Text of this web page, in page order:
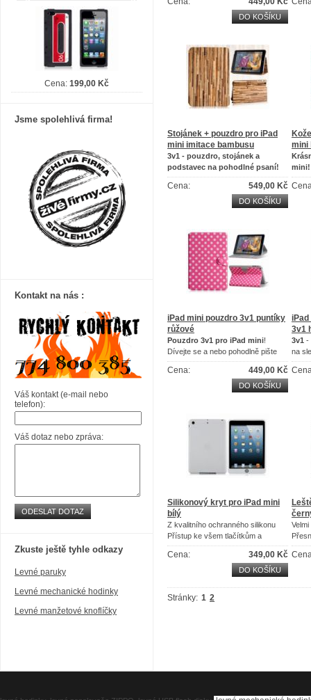
díky tomuto pouzdru
DO KOŠÍKU
díky
Stojánek + pouzdro pro iPad
mini imitace bambusu
3v1 - pouzdro, stojánek a
podstavec na pohodlné psaní!
Krásná imitace bambusu!
549,00 Kč
Cena:
DO KOŠÍKU
mini
mini!
iPad mini pouzdro 3v1 puntíky
růžové
Pouzdro 3v1 pro iPad mini!
Dívejte se a nebo pohodlně pište
díky tomuto pouzdru!
449,00 Kč
Cena:
DO KOŠÍKU
iPad
3v1
3v1 -
na
psaní
Silikonový kryt pro iPad mini
bílý
Z kvalitního ochranného silikonu
Přístup ke všem tlačítkům a
konektorům
349,00 Kč
Cena:
DO KOŠÍKU
Stránky: 1 2
Cena: 199,00 Kč
Jsme spolehlivá firma!
Kontakt na nás :
Váš kontakt (e-mail nebo
telefon):
Váš dotaz nebo zpráva:
ODESLAT DOTAZ
Zkuste ještě tyhle odkazy
Levné paruky
Levné mechanické hodinky
Levné manžetové knoflíčky